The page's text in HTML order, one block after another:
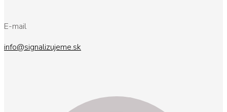
E-mail
info@signalizujeme.sk